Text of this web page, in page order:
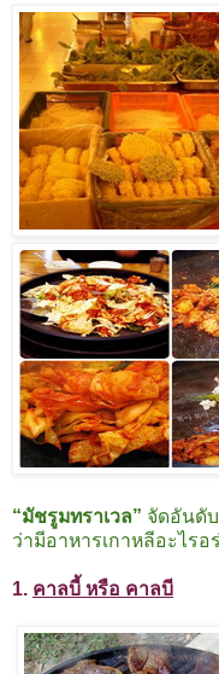
“มัชรูมทราเวล” จัดอันดับ
ว่ามีอาหารเกาหลีอะไรอ
1. คาลบี้ หรือ คาลบี